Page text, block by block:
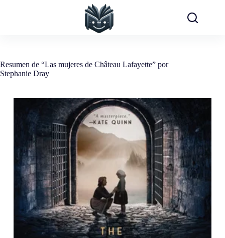
Resumen de “Las mujeres de Château Lafayette” por
Stephanie Dray